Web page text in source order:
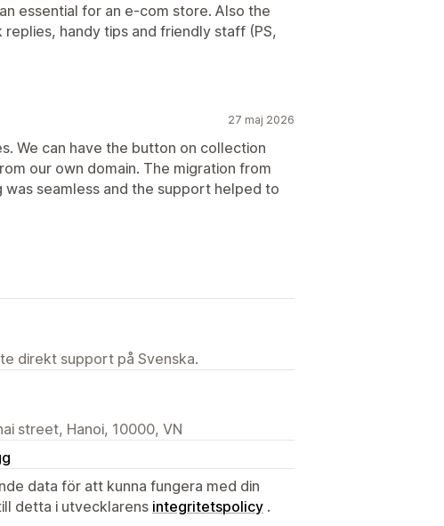
essential for an e-com store. Also the
handy tips and friendly staff (PS,
27 maj 2026
We can have the button on collection
our own domain. The migration from
seamless and the support helped to
direkt support på Svenska.
street, Hanoi, 10000, VN
data för att kunna fungera med din
detta i utvecklarens integritetspolicy .